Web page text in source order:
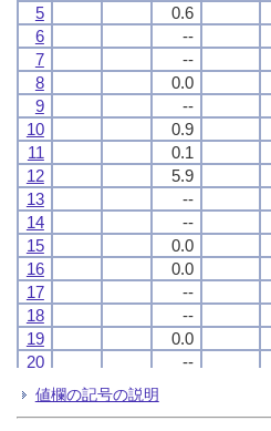
5
0.6
6
--
7
--
8
0.0
9
--
10
0.9
11
0.1
12
5.9
13
--
14
--
15
0.0
16
0.0
17
--
18
--
19
0.0
20
--
21
22
5
0.6
6
--
7
--
8
0.0
9
--
10
0.9
11
0.1
12
5.9
13
--
14
--
15
0.0
16
0.0
17
--
18
--
19
0.0
20
--
21
22
5
0.6
6
--
7
--
8
0.0
9
--
10
0.9
11
0.1
12
5.9
13
--
14
--
15
0.0
16
0.0
17
--
18
--
19
0.0
20
--
21
22
5
0.6
6
--
7
--
8
0.0
9
--
10
0.9
11
0.1
12
5.9
13
--
14
--
15
0.0
16
0.0
17
--
18
--
19
0.0
20
--
21
22
値欄の記号の説明